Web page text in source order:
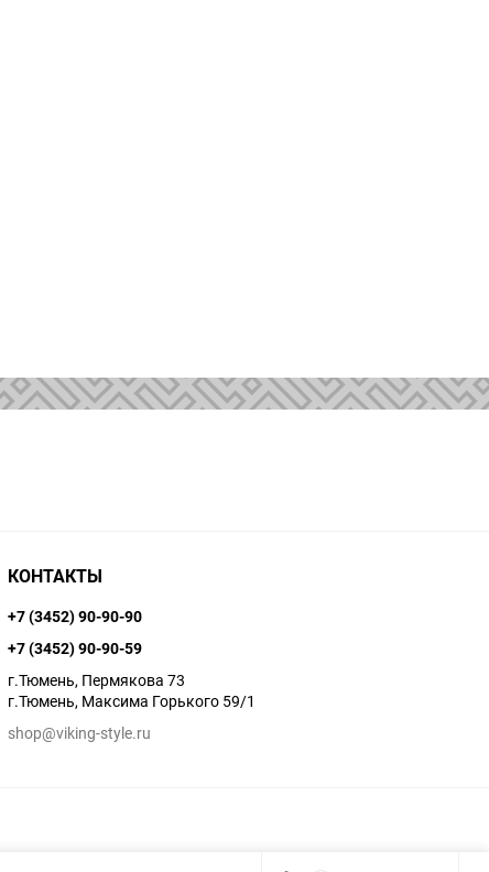
КОНТАКТЫ
+7 (3452) 90-90-90
+7 (3452) 90-90-59
г.Тюмень, Пермякова 73
г.Тюмень, Максима Горького 59/1
shop@viking-style.ru